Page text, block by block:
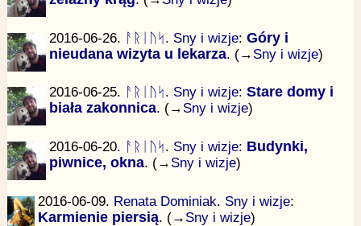
2016-06-26. ᚨᚱᛁᚢᛋ. Sny i wizje: Góry i
nieudana wizyta u lekarza. (→ Sny i wizje)
2016-06-25. ᚨᚱᛁᚢᛋ. Sny i wizje: Stare domy i
biała zakonnica. (→ Sny i wizje)
2016-06-20. ᚨᚱᛁᚢᛋ. Sny i wizje: Budynki,
piwnice, okna. (→ Sny i wizje)
2016-06-09. Renata Dominiak. Sny i wizje:
Karmienie piersią. (→ Sny i wizje)